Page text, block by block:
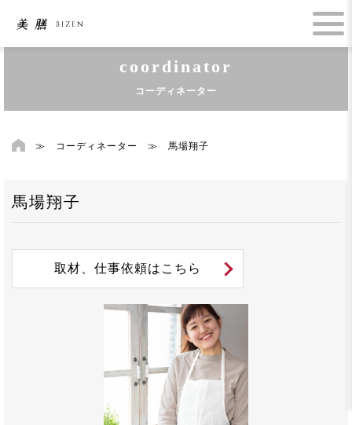
coordinator
コーディネーター
≫ コーディネーター ≫ 馬場翔子
馬場翔子
取材、仕事依頼はこちら